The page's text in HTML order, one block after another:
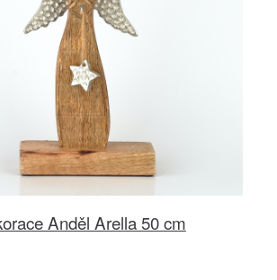
Anděl Arella 50 cm